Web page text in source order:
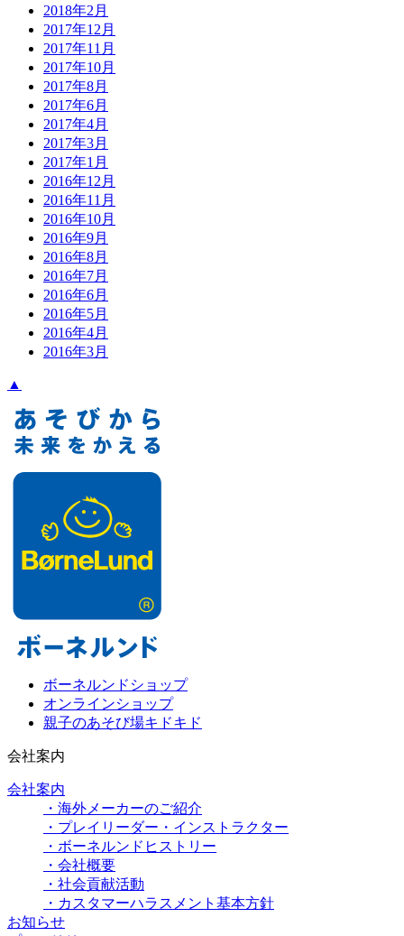
2018年2月
2017年12月
2017年11月
2017年10月
2017年8月
2017年6月
2017年4月
2017年3月
2017年1月
2016年12月
2016年11月
2016年10月
2016年9月
2016年8月
2016年7月
2016年6月
2016年5月
2016年4月
2016年3月
▲
ボーネルンドショップ
オンラインショップ
親子のあそび場キドキド
会社案内
会社案内
・海外メーカーのご紹介
・プレイリーダー・インストラクター
・ボーネルンドヒストリー
・会社概要
・社会貢献活動
・カスタマーハラスメント基本方針
お知らせ